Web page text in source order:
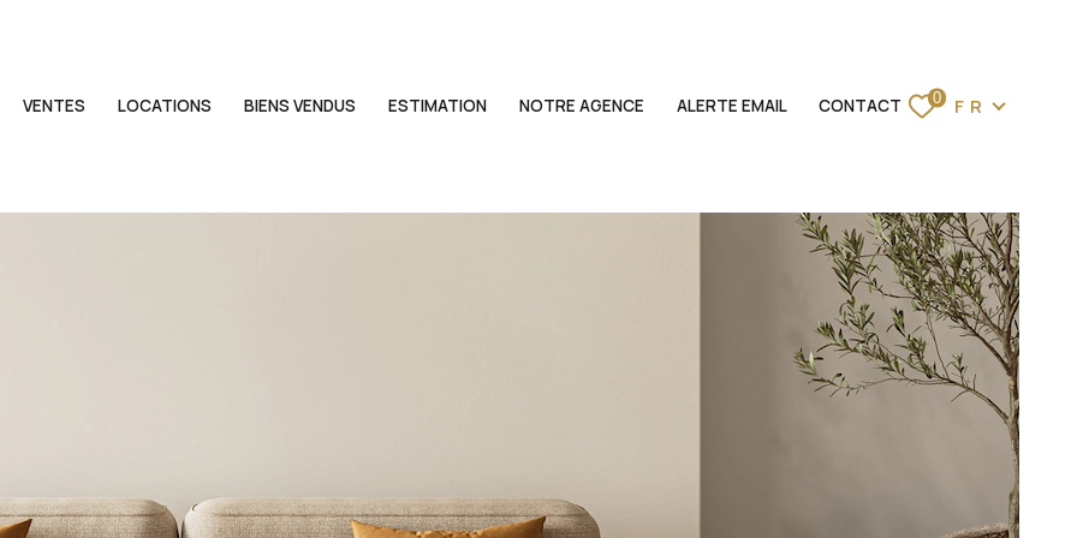
LOCATIONS
BIENS VENDUS
ESTIMATION
NOTRE AGENCE
ALERTE EMAIL
0 Langue
FR
VENTES LOCATIONS BIENS VENDUS ESTIMATION NOTRE AGENCE ALERTE EMAIL CONTACT